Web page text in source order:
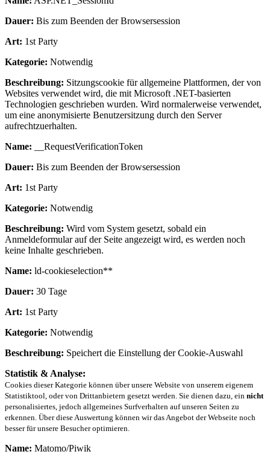
Dauer: Bis zum Beenden der Browsersession
Art: 1st Party
Kategorie: Notwendig
Beschreibung: Sitzungscookie für allgemeine Plattformen, der von
Websites verwendet wird, die mit Microsoft .NET-basierten
Technologien geschrieben wurden. Wird normalerweise verwendet,
um eine anonymisierte Benutzersitzung durch den Server
aufrechtzuerhalten.
Name: __RequestVerificationToken
Dauer: Bis zum Beenden der Browsersession
Art: 1st Party
Kategorie: Notwendig
Beschreibung: Wird vom System gesetzt, sobald ein
Anmeldeformular auf der Seite angezeigt wird, es werden noch
keine Inhalte geschrieben.
Name: ld-cookieselection**
Dauer: 30 Tage
Art: 1st Party
Kategorie: Notwendig
Beschreibung: Speichert die Einstellung der Cookie-Auswahl
Statistik & Analyse:
Cookies dieser Kategorie können über unsere Website von unserem eigenem
Statistiktool, oder von Drittanbietern gesetzt werden. Sie dienen dazu, ein nicht
personalisiertes, jedoch allgemeines Surfverhalten auf unseren Seiten zu
erkennen. Über diese Auswertung können wir das Angebot der Webseite noch
besser für unsere Besucher optimieren.
Name: Matomo/Piwik